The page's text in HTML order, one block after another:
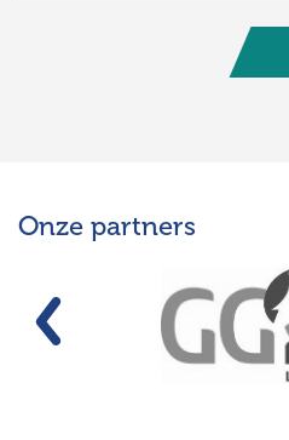
Onze partners